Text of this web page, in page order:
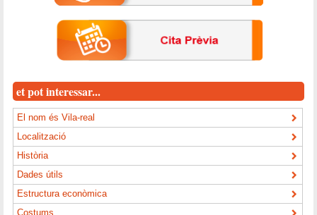
et pot interessar...
El nom és Vila-real
Localització
Història
Dades útils
Estructura econòmica
Costums